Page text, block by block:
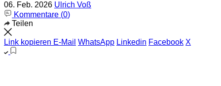
06. Feb. 2026 Ulrich Voß
Kommentare (0)
Teilen
Link kopieren E-Mail WhatsApp Linkedin Facebook X